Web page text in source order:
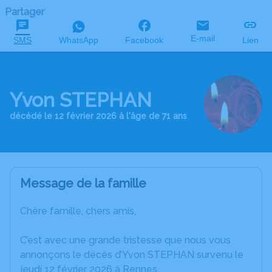
Partager
SMS WhatsApp Facebook E-mail Lien
Yvon STEPHAN
décédé le 12 février 2026 à l'âge de 71 ans
Message de la famille
Chère famille, chers amis,
C’est avec une grande tristesse que nous vous
annonçons le décès d’Yvon STEPHAN survenu le
jeudi 12 février 2026 à Rennes.